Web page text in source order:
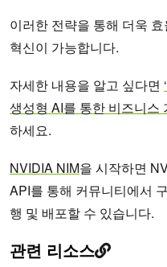
이러한 전략을 통해 더욱
혁신이 가능합니다.
자세한 내용을 알고 싶다면
생성형 AI를 통한 비즈니스
하세요.
NVIDIA NIM을 시작하면
API를 통해 커뮤니티에서
행 및 배포할 수 있습니다.
관련 리소스